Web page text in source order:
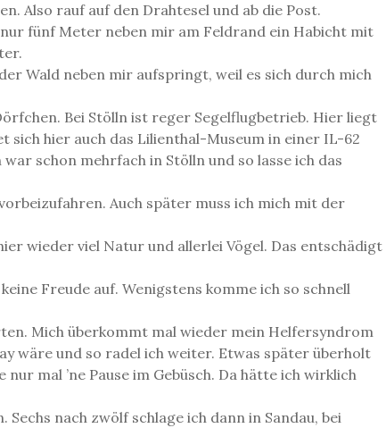
Also rauf auf den Drahtesel und ab die Post.
fünf Meter neben mir am Feldrand ein Habicht mit
Wald neben mir aufspringt, weil es sich durch mich
Bei Stölln ist reger Segelflugbetrieb. Hier liegt
sich hier auch das Lilienthal-Museum in einer IL-62
schon mehrfach in Stölln und so lasse ich das
Auch später muss ich mich mit der
wieder viel Natur und allerlei Vögel. Das entschädigt
Freude auf. Wenigstens komme ich so schnell
Mich überkommt mal wieder mein Helfersyndrom
wäre und so radel ich weiter. Etwas später überholt
mal ’ne Pause im Gebüsch. Da hätte ich wirklich
nach zwölf schlage ich dann in Sandau, bei